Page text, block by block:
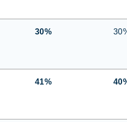
30%
41%